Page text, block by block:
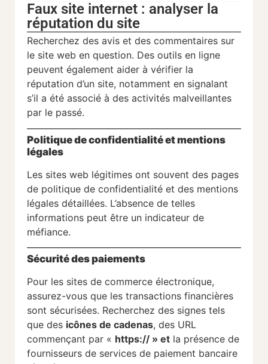
Faux site internet : analyser la
réputation du site
Recherchez des avis et des commentaires sur
le site web en question. Des outils en ligne
peuvent également aider à vérifier la
réputation d’un site, notamment en signalant
s’il a été associé à des activités malveillantes
par le passé.
Politique de confidentialité et mentions
légales
Les sites web légitimes ont souvent des pages
de politique de confidentialité et des mentions
légales détaillées. L’absence de telles
informations peut être un indicateur de
méfiance.
Sécurité des paiements
Pour les sites de commerce électronique,
assurez-vous que les transactions financières
sont sécurisées. Recherchez des signes tels
que des icônes de cadenas, des URL
commençant par « https:// » et la présence de
fournisseurs de services de paiement bancaire